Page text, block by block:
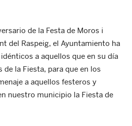
de la Festa de Moros i
del Raspeig, el Ayuntamiento ha
a aquellos que en su día
la Fiesta, para que en los
a aquellos festeros y
nuestro municipio la Fiesta de